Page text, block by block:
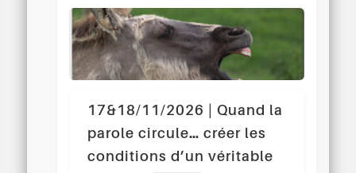
17&18/11/2026 | Quand la
parole circule… créer les
conditions d’un véritable